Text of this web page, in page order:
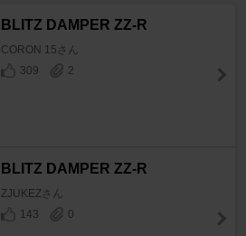
BLITZ DAMPER ZZ-R
CORON 15さん
309
2
BLITZ DAMPER ZZ-R
ZJUKEZさん
143
0